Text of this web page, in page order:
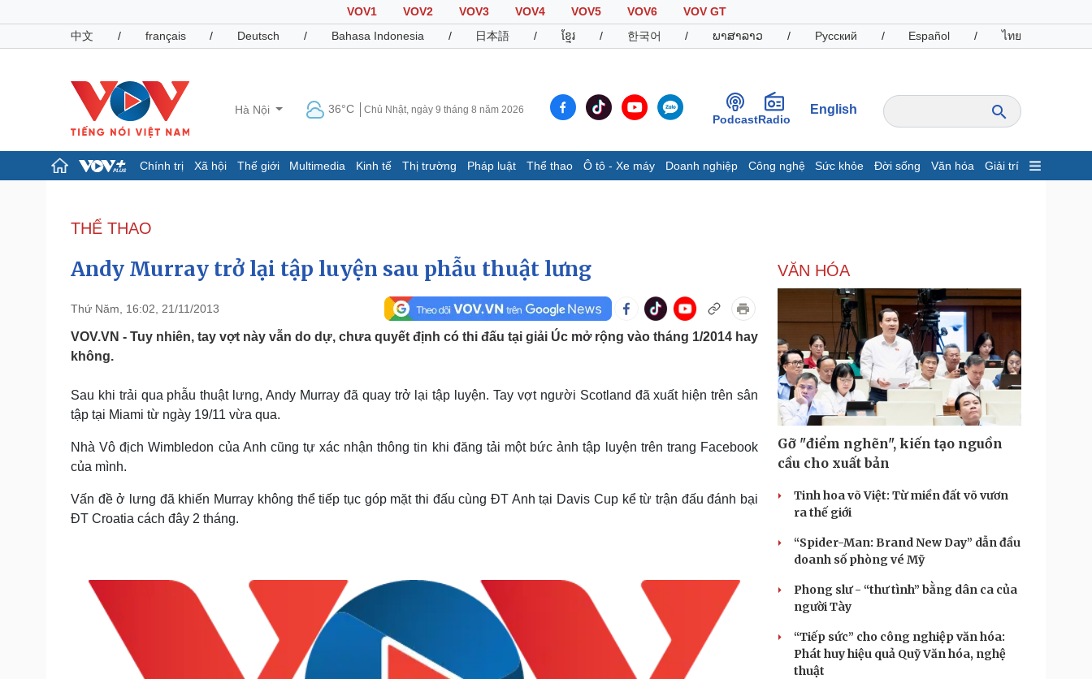
VOV1 VOV2 VOV3 VOV4 VOV5 VOV6
VOV GT
中文
/ français / Deutsch / Bahasa Indonesia / 日本語 / ខ្មែរ / 한국어 / ພາສາລາວ / Русский / Español / ไทย
Hà Nội 36°C Chủ Nhật, ngày 9 tháng 8 năm 2026
PodcastRadio
English
Chính trị Xã hội Thế giới Multimedia Kinh tế Thị trường Pháp luật Thể thao Ô tô - Xe máy Doanh nghiệp Công nghệ Sức khỏe Đời sống Văn hóa Giải trí
Đảng
Tổ chức nhân sự
Nhận diện sự thật
Giáo dục
Dấu ấn VOV
Infographic
Giá cà phê
Pháp luật
Vụ án
Tư vấn luật
Quân sự - Quốc phòng
Phân tích
Thể thao
Thế giới thể thao
Ô tô - Xe máy
Tư vấn
Doanh nghiệp
Thông tin doanh nghiệp
Doanh nghiệp 24h
Doanh nhân
Vì cộng đồng
Công nghệ
Sành điệu
Tin Công nghệ
Trải nghiệm
Chuyển đổi số
Sức khỏe
Dinh dưỡng - món ngon
Cây thuốc
Sản phụ khoa
Nhi khoa
Ăn sạch sống khỏe
Đời sống
Tình yêu - Gia đình
Văn hóa
Âm nhạc
Giải trí
Sao Việt
Du lịch
check-in
Podcast
Đọc truyện đêm khuya
Hạt giống tâm hồn
Cải chính
THỂ THAO
Andy Murray trở lại tập luyện sau phẫu thuật lưng
Thứ Năm, 16:02, 21/11/2013
VOV.VN - Tuy nhiên, tay vợt này vẫn do dự, chưa quyết định có thi đấu tại giải Úc mở rộng vào tháng 1/2014 hay
không.
Sau khi trải qua phẫu thuật lưng, Andy Murray đã quay trở lại tập luyện. Tay vợt người Scotland đã xuất hiện trên sân
tập tại Miami từ ngày 19/11 vừa qua.
Nhà Vô địch Wimbledon của Anh cũng tự xác nhận thông tin khi đăng tải một bức ảnh tập luyện trên trang Facebook
của mình.
Vấn đề ở lưng đã khiến Murray không thể tiếp tục góp mặt thi đấu cùng ĐT Anh tại Davis Cup kể từ trận đấu đánh bại
ĐT Croatia cách đây 2 tháng.
VĂN HÓA
Gỡ "điểm nghẽn", kiến tạo nguồn
cầu cho xuất bản
Tinh hoa võ Việt: Từ miền đất võ vươn
ra thế giới
“Spider-Man: Brand New Day” dẫn đầu
doanh số phòng vé Mỹ
Phong slư - “thư tình” bằng dân ca của
người Tày
“Tiếp sức” cho công nghiệp văn hóa:
Phát huy hiệu quả Quỹ Văn hóa, nghệ
thuật